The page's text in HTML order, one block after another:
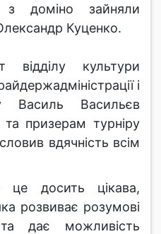
з доміно зайняли
Куценко.
відділу культури
і
Василь Васильєв
призерам турніру
вдячність всім
досить цікава,
розвиває розумові
дає можливість